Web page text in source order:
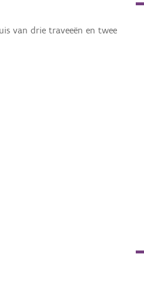
van drie traveeën en twee